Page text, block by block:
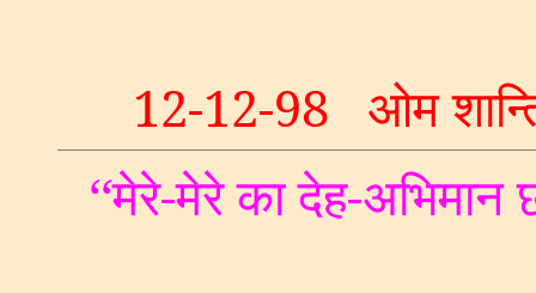
12-12-98 ओम
‘‘मेरे-मेरे का देह-अभिमान